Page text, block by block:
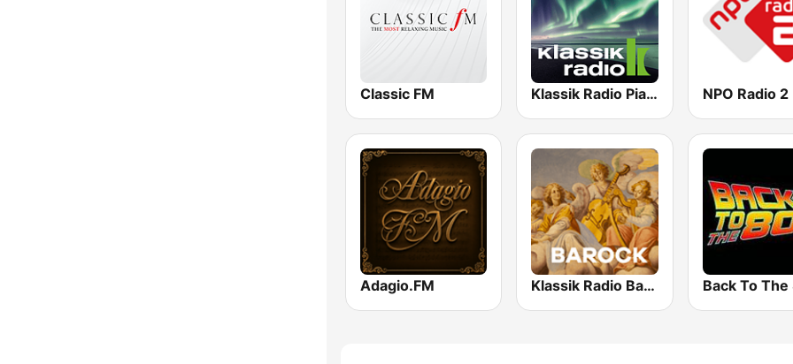
Classic FM Klassik Radio Piano New Classics NPO Radio 2
Adagio.FM Klassik Radio Barock